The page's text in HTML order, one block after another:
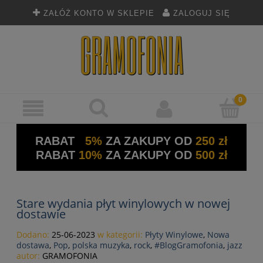
ZAŁÓŻ KONTO W SKLEPIE ZALOGUJ SIĘ
RABAT 5% ZA ZAKUPY OD 250 zł
RABAT 10%ZA ZAKUPY OD 500 zł
Stare wydania płyt winylowych w nowej
dostawie
Dodano: 25-06-2023 w kategorii: Płyty Winylowe, Nowa
dostawa, Pop, polska muzyka, rock, #BlogGramofonia, jazz
autor: GRAMOFONIA